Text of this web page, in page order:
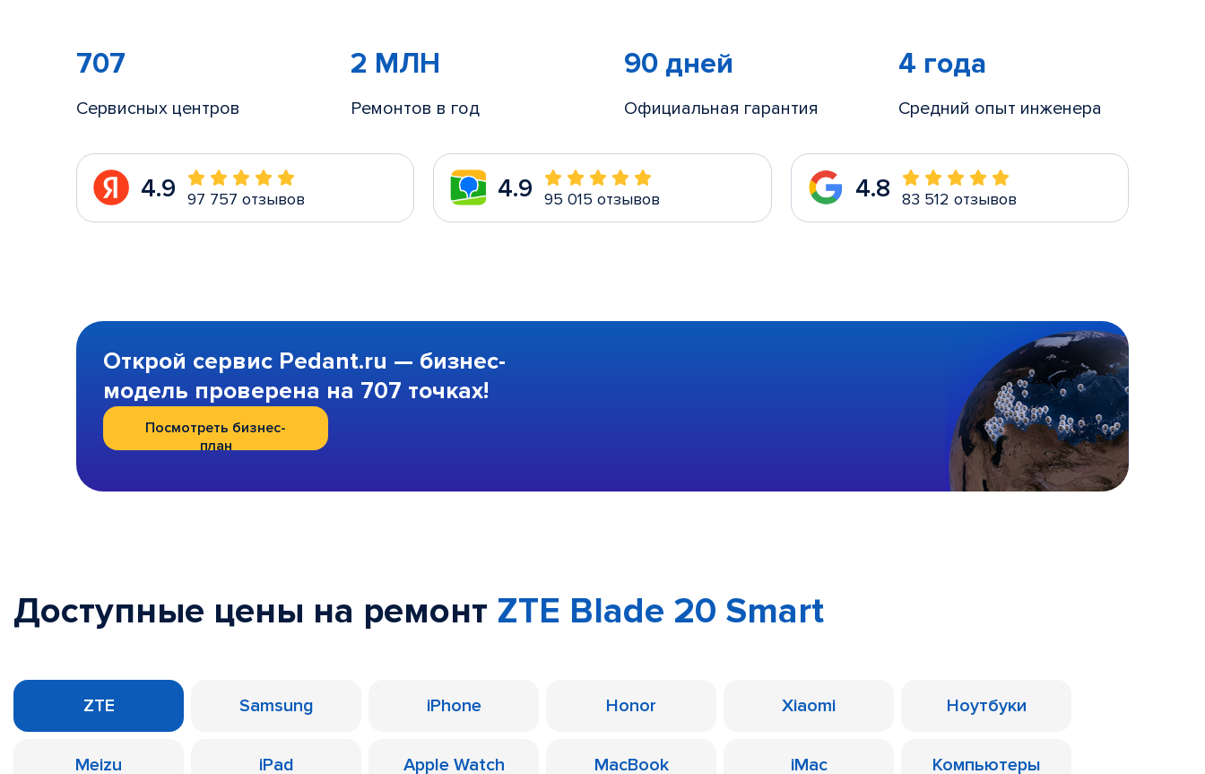
707
Сервисных центров
2 МЛН
Ремонтов в год
90 дней
Официальная гарантия
4 года
Средний опыт инженера
4.9 97 757 отзывов 4.9 95 015 отзывов 4.8 83 512 отзывов
Открой сервис Pedant.ru — бизнес-
модель проверена на 707 точках!
Посмотреть бизнес-
план
Доступные цены на ремонт ZTE Blade 20 Smart
ZTE Samsung iPhone Honor Xiaomi Ноутбуки
Meizu iPad Apple Watch MacBook iMac Компьютеры